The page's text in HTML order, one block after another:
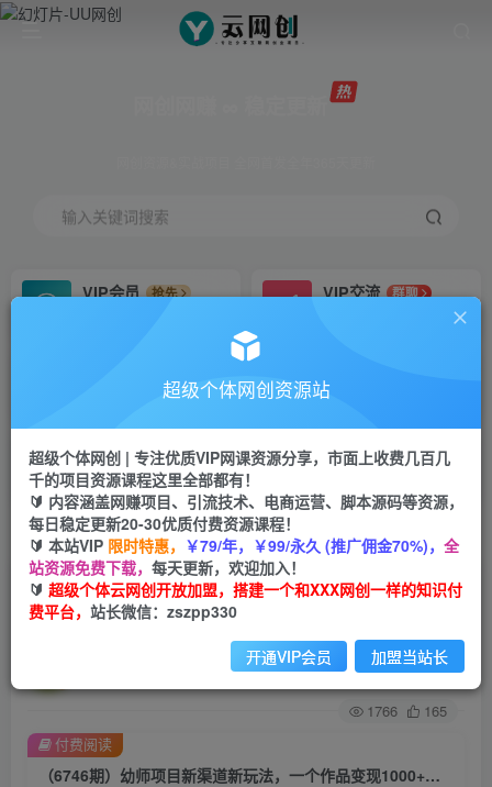
输入关键词搜索
VIP会员
抢先
VIP交流
群聊
研究探讨更多创业项目路子。
会员专属推广链接
招募站长
挂机
项目
脚本卡密
APP下载
GO
首页 创业课程 会员专属 正文
（6746期）幼师项目新渠道新玩法，一个作品变
现1000+，一部手机实现月入过万
关注 私信
1766 165
（6746期）幼师项目新渠道新玩法，一个作品变现1000+，一部手机实现月入过万
付费阅读
超级个体网创资源站
超级个体网创 | 专注优质VIP网课资源分享，市面上收费几百几
千的项目资源课程这里全部都有！
🔰 内容涵盖网赚项目、引流技术、电商运营、脚本源码等资源，
每日稳定更新20-30优质付费资源课程！
🔰 本站VIP 限时特惠， ￥79/年，￥99/永久 (推广佣金70%)， 全
站资源免费下载， 每天更新，欢迎加入！
🔰 超级个体云网创开放加盟，搭建一个和XXX网创一样的知识付
费平台， 站长微信：zszpp330
开通VIP会员 加盟当站长